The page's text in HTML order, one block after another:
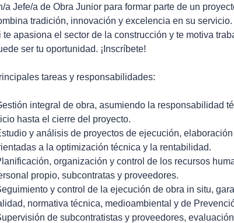
a Jefe/a de Obra Junior para formar parte de un
tradición, innovación y excelencia en su servicio.
te apasiona el sector de la construcción y te motiva
ser tu oportunidad. ¡Inscríbete!
tareas y responsabilidades:
integral de obra, asumiendo la responsabilidad
hasta el cierre del proyecto.
y análisis de proyectos de ejecución,
a la optimización técnica y la rentabilidad.
organización y control de los recursos
propio, subcontratas y proveedores.
y control de la ejecución de obra in situ,
normativa técnica, medioambiental y de
de subcontratistas y proveedores,